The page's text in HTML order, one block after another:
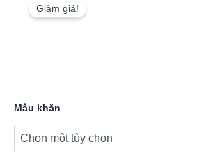
Giảm giá!
Mẫu khăn
Cao
KTCC11
-